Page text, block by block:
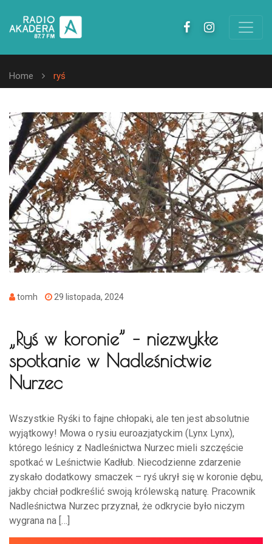
Home ryś
tomh 29 listopada, 2024
„Ryś w koronie” – niezwykłe
spotkanie w Nadleśnictwie
Nurzec
Wszystkie Ryśki to fajne chłopaki, ale ten jest absolutnie
wyjątkowy! Mowa o rysiu euroazjatyckim (Lynx Lynx),
którego leśnicy z Nadleśnictwa Nurzec mieli szczęście
spotkać w Leśnictwie Kadłub. Niecodzienne zdarzenie
zyskało dodatkowy smaczek – ryś ukrył się w koronie dębu,
jakby chciał podkreślić swoją królewską naturę. Pracownik
Nadleśnictwa Nurzec przyznał, że odkrycie było niczym
wygrana na […]